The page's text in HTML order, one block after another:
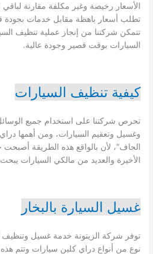
الأسعار رخيصة وغير مكلفة مقارنة
تطلب أسعار باهظة مقابل خدمات بجودة
تتمكن شركتنا من إنجاز عملية تنظيف
السيارات بوقت قصير وجودة عالية.
كيفية تنظيف السيارات
تحرص شركتنا على استخدام جميع
وغسيل وتعقيم السيارات، ومن أهمها
الجاف”، لأن بالواقع هذه الطريقة
الأخيرة والعديد من مالكي السيارات يبحث
غسيل السيارة بالبخار
توفر شركة الزيتونة خدمة غسيل وتنظيف
نوع من أنواع دراي كلين سيارات وتتم